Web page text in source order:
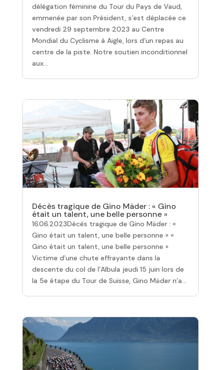
délégation féminine du Tour du Pays de Vaud,
emmenée par son Président, s’est déplacée ce
vendredi 29 septembre 2023 au Centre
Mondial du Cyclisme à Aigle, lors d’un repas au
centre de la piste. Notre soutien inconditionnel
aux...
Décès tragique de Gino Mäder : « Gino
était un talent, une belle personne »
16.06.2023Décès tragique de Gino Mäder : «
Gino était un talent, une belle personne » «
Gino était un talent, une belle personne »
Victime d’une chute effrayante dans la
descente du col de l’Albula jeudi 15 juin lors de
la 5e étape du Tour de Suisse, Gino Mäder n’a...